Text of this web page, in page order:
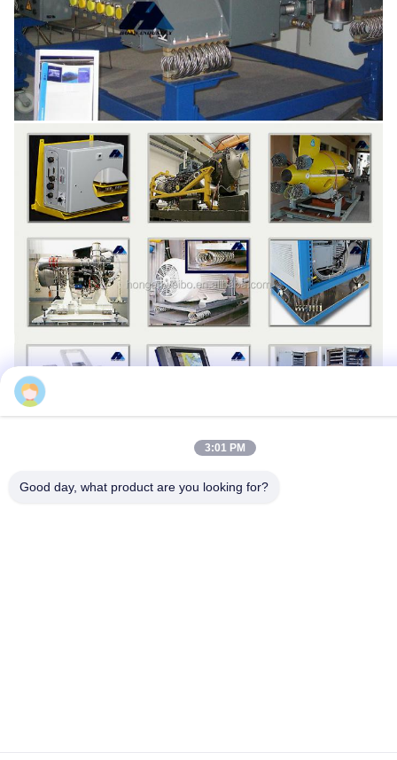
Bedrijfsinformatie
3:01 PM
Good day, what product are you looking for?